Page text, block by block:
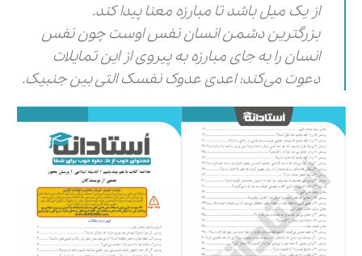
از یک میل باشد تا مبارزه معنا پیدا کند.
بزرگترین دشمن انسان نفس اوست چون نفس
انسان را به جای مبارزه به پیروی از این تمایلات
دعوت می‌کند: اعدی عدوک نفسک التی بین جنبیک.